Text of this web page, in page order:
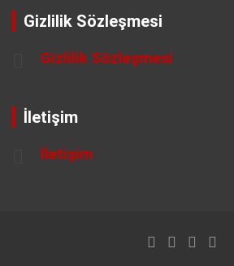
Gizlilik Sözleşmesi
Gizlilik Sözleşmesi
İletişim
İletişim